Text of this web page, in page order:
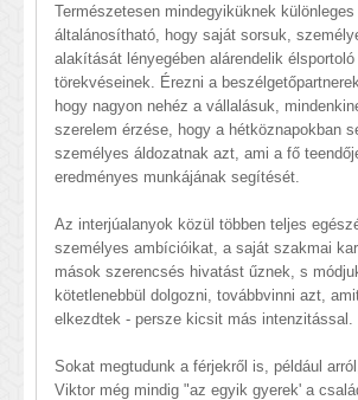
Természetesen mindegyiküknek
általánosítható, hogy saját sorsuk,
alakítását lényegében alárendelik élsportoló
törekvéseinek. Érezni a
hogy nagyon nehéz a vállalásuk,
szerelem érzése, hogy a hétköznapokban
személyes áldozatnak azt, ami a fő
eredményes munkájának segítését.
Az interjúalanyok közül többen teljes
személyes ambícióikat, a saját szakmai
mások szerencsés hivatást űznek, s
kötetlenebbül dolgozni, továbbvinni azt,
elkezdtek - persze kicsit más intenzitással.
Sokat megtudunk a férjekről is, például
Viktor még mindig "az egyik gyerek' a